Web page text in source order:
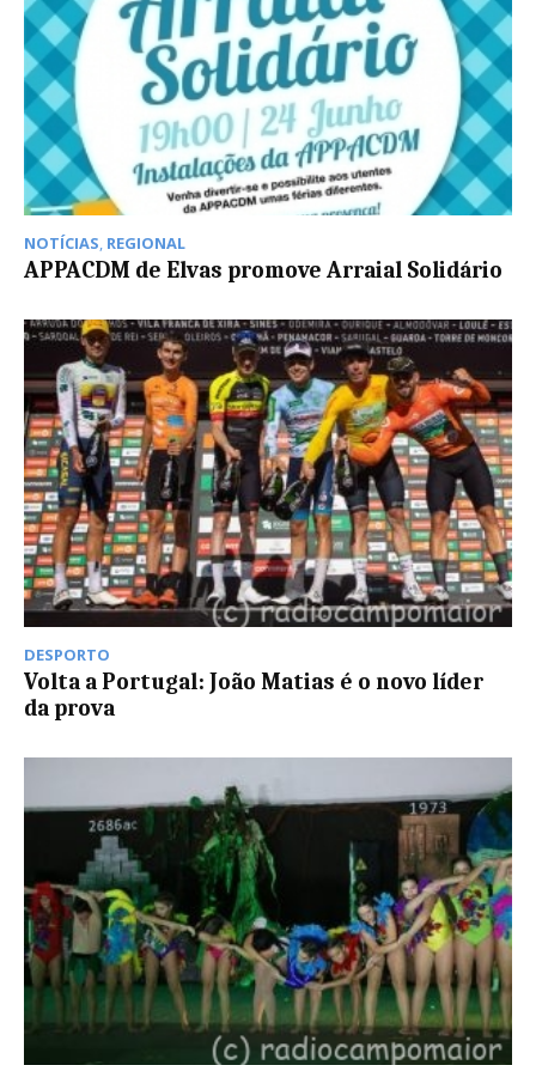
NOTÍCIAS, REGIONAL
APPACDM de Elvas promove Arraial Solidário
DESPORTO
Volta a Portugal: João Matias é o novo líder
da prova